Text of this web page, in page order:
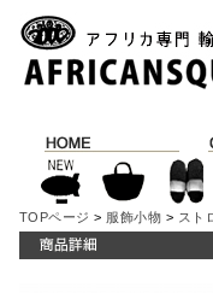
TOPページ > 服飾小物 > スト